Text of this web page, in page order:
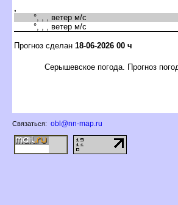
,
°, , , ветер м/с
°, , , ветер м/с
Прогноз сделан 18-06-2026 00 ч
Серышевское погода. Прогноз
Связаться: obl@nn-map.ru